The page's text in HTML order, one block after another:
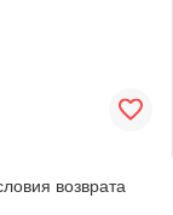
возврата